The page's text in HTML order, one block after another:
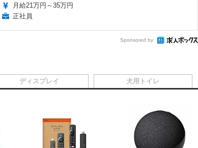
月給21万円～35万円
正社員
Sponsored by
ディスプレイ 犬用トイレ